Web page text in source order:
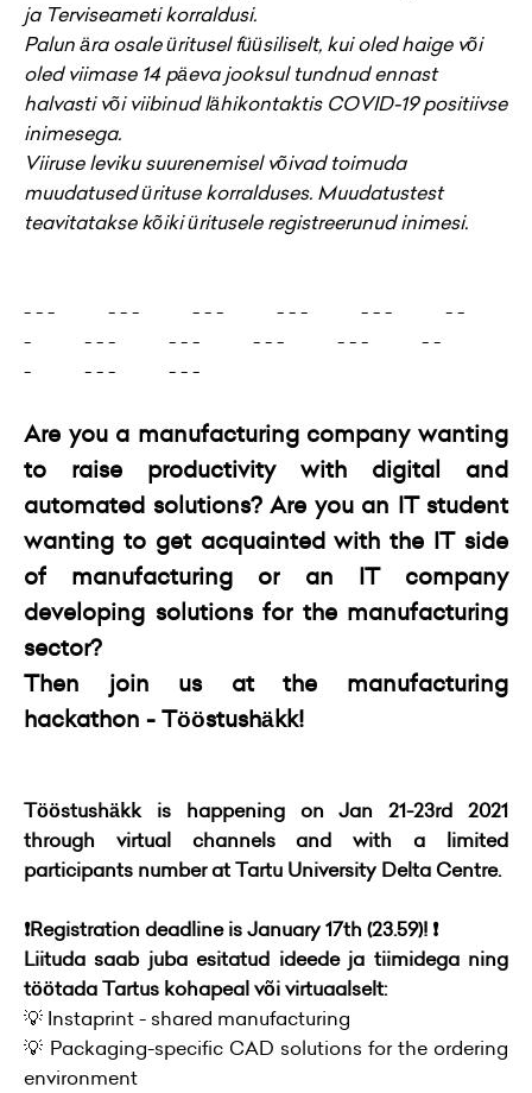
ja Terviseameti korraldusi.
Palun ära osale üritusel füüsiliselt, kui oled haige või
oled viimase 14 päeva jooksul tundnud ennast
halvasti või viibinud lähikontaktis COVID-19 positiivse
inimesega.
Viiruse leviku suurenemisel võivad toimuda
muudatused ürituse korralduses. Muudatustest
teavitatakse kõiki üritusele registreerunud inimesi.
- - - - - - - - - - - - - - - - -
- - - - - - - - - - - - - - -
- - - - - - -
Are you a manufacturing company wanting
to raise productivity with digital and
automated solutions? Are you an IT student
wanting to get acquainted with the IT side
of manufacturing or an IT company
developing solutions for the manufacturing
sector?
Then join us at the manufacturing
hackathon - Tööstushäkk!
Tööstushäkk is happening on Jan 21-23rd 2021
through virtual channels and with a limited
participants number at Tartu University Delta Centre.
❗️Registration deadline is January 17th (23.59)! ❗️
Liituda saab juba esitatud ideede ja tiimidega ning
töötada Tartus kohapeal või virtuaalselt:
💡 Instaprint - shared manufacturing
💡 Packaging-specific CAD solutions for the ordering
environment